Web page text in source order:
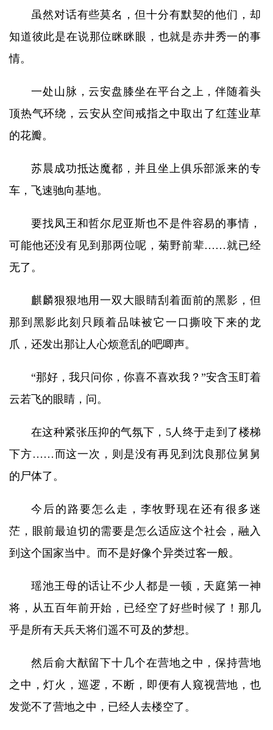
虽然对话有些莫名，但十分有默契的他们，却
知道彼此是在说那位眯眯眼，也就是赤井秀一的事
情。
一处山脉，云安盘膝坐在平台之上，伴随着头
顶热气环绕，云安从空间戒指之中取出了红莲业草
的花瓣。
苏晨成功抵达魔都，并且坐上俱乐部派来的专
车，飞速驰向基地。
要找凤王和哲尔尼亚斯也不是件容易的事情，
可能他还没有见到那两位呢，菊野前辈……就已经
无了。
麒麟狠狠地用一双大眼睛刮着面前的黑影，但
那到黑影此刻只顾着品味被它一口撕咬下来的龙
爪，还发出那让人心烦意乱的吧唧声。
“那好，我只问你，你喜不喜欢我？”安含玉盯着
云若飞的眼睛，问。
在这种紧张压抑的气氛下，5人终于走到了楼梯
下方……而这一次，则是没有再见到沈良那位舅舅
的尸体了。
今后的路要怎么走，李牧野现在还有很多迷
茫，眼前最迫切的需要是怎么适应这个社会，融入
到这个国家当中。而不是好像个异类过客一般。
瑶池王母的话让不少人都是一顿，天庭第一神
将，从五百年前开始，已经空了好些时候了！那几
乎是所有天兵天将们遥不可及的梦想。
然后俞大猷留下十几个在营地之中，保持营地
之中，灯火，巡逻，不断，即便有人窥视营地，也
发觉不了营地之中，已经人去楼空了。